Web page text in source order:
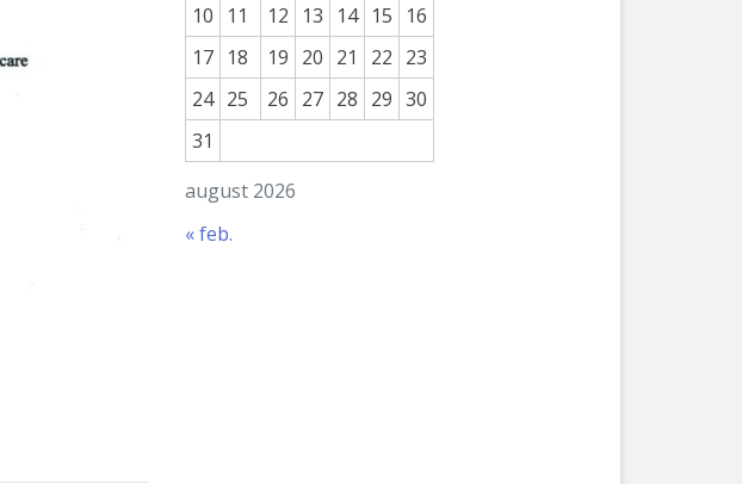
august 2026
10
11 12 13 14 15
16
17 18 19 20 21 22 23
24 25 26 27 28 29 30
31
« feb.